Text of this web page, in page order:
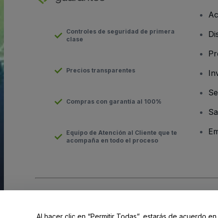
Controles de seguridad de primera
clase
Precios transparentes
Compras con garantía al 100%
Equipo de Atención al Cliente que te
acompaña en todo el proceso
Al hacer clic en “Permitir Todas”, estarás de acuerdo